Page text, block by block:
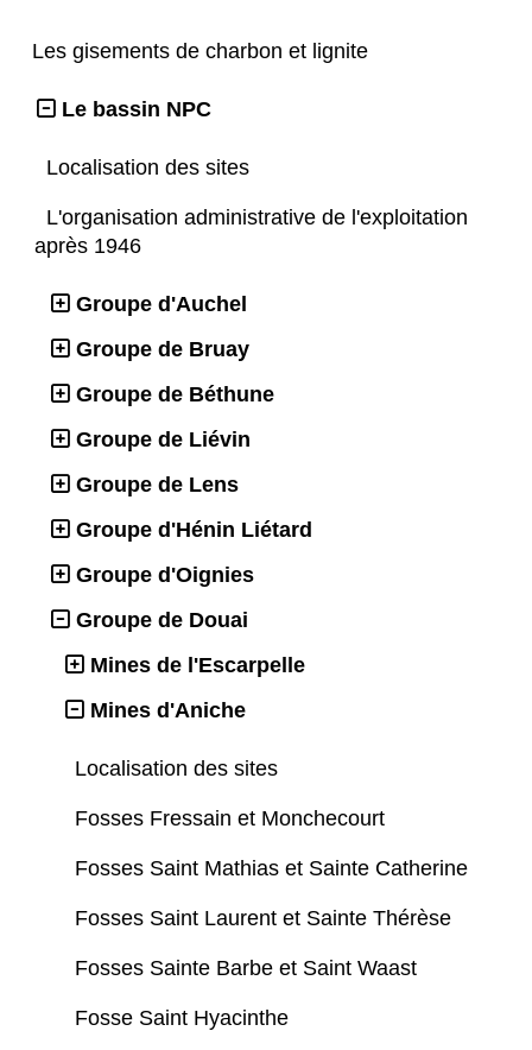
Les gisements de charbon et lignite
Le bassin NPC
Localisation des sites
L'organisation administrative de l'exploitation
après 1946
Groupe d'Auchel
Groupe de Bruay
Groupe de Béthune
Groupe de Liévin
Groupe de Lens
Groupe d'Hénin Liétard
Groupe d'Oignies
Groupe de Douai
Mines de l'Escarpelle
Mines d'Aniche
Localisation des sites
Fosses Fressain et Monchecourt
Fosses Saint Mathias et Sainte Catherine
Fosses Saint Laurent et Sainte Thérèse
Fosses Sainte Barbe et Saint Waast
Fosse Saint Hyacinthe